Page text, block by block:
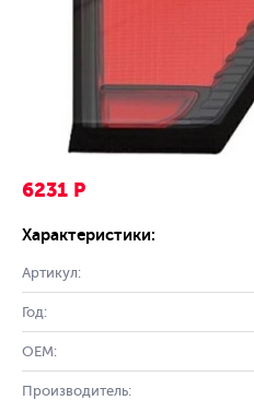
6231 Р
Характеристики:
Артикул:
Год:
OEM:
Производитель: